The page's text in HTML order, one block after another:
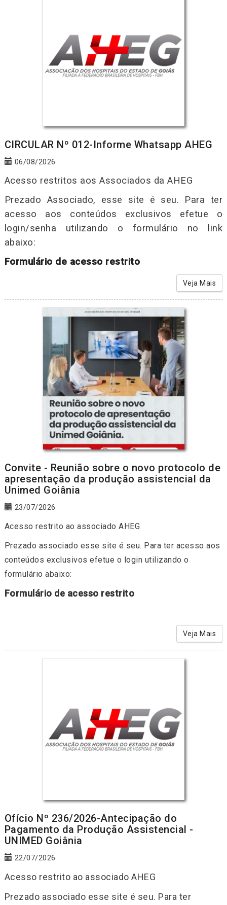
CIRCULAR Nº 012-Informe Whatsapp AHEG
06/08/2026
Acesso restritos aos Associados da AHEG
Prezado Associado, esse site é seu. Para ter
acesso aos conteúdos exclusivos efetue o
login/senha utilizando o formulário no link
abaixo:
Formulário de acesso restrito
Veja Mais
Convite - Reunião sobre o novo protocolo de
apresentação da produção assistencial da
Unimed Goiânia
23/07/2026
Acesso restrito ao associado AHEG
Prezado associado esse site é seu. Para ter acesso aos
conteúdos exclusivos efetue o login utilizando o
formulário abaixo:
Formulário de acesso restrito
Veja Mais
Ofício Nº 236/2026-Antecipação do
Pagamento da Produção Assistencial -
UNIMED Goiânia
22/07/2026
Acesso restrito ao associado AHEG
Prezado associado esse site é seu. Para ter